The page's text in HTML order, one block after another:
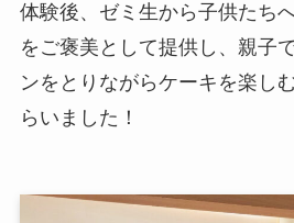
体験後、ゼミ生から子供たち
をご褒美として提供し、親子
ンをとりながらケーキを楽し
らいました！